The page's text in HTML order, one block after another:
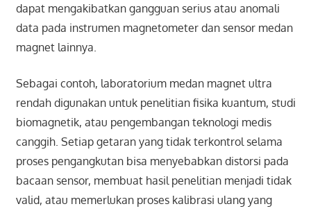
dapat mengakibatkan gangguan serius atau anomali
data pada instrumen magnetometer dan sensor medan
magnet lainnya.
Sebagai contoh, laboratorium medan magnet ultra
rendah digunakan untuk penelitian fisika kuantum, studi
biomagnetik, atau pengembangan teknologi medis
canggih. Setiap getaran yang tidak terkontrol selama
proses pengangkutan bisa menyebabkan distorsi pada
bacaan sensor, membuat hasil penelitian menjadi tidak
valid, atau memerlukan proses kalibrasi ulang yang